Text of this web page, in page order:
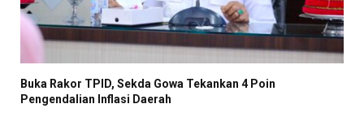
Buka Rakor TPID, Sekda Gowa Tekankan 4 Poin
Pengendalian Inflasi Daerah